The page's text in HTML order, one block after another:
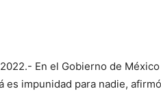
En el Gobierno de
impunidad para nadie,